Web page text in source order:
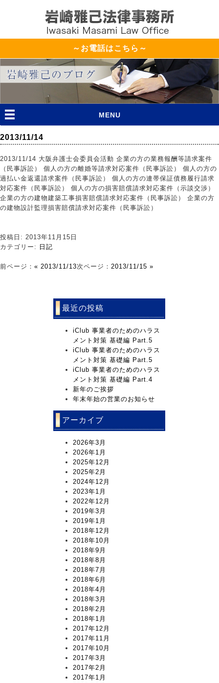
～お電話はこちら～
MENU
2013/11/14
2013/11/14 大阪弁護士会委員会活動 企業の方の業務報酬等請求案件
（民事訴訟） 個人の方の離婚等請求対応案件（民事訴訟） 個人の方の
過払い金返還請求案件（民事訴訟） 個人の方の連帯保証債務履行請求
対応案件（民事訴訟） 個人の方の損害賠償請求対応案件（示談交渉）
企業の方の建物建築工事損害賠償請求対応案件（民事訴訟） 企業の方
の建物設計監理損害賠償請求対応案件（民事訴訟）
投稿日: 2013年11月15日
カテゴリー: 日記
前ページ： « 2013/11/13次ページ： 2013/11/15 »
最近の投稿
iClub 事業者のためのハラス
メント対策 基礎編 Part.5
iClub 事業者のためのハラス
メント対策 基礎編 Part.5
iClub 事業者のためのハラス
メント対策 基礎編 Part.4
新年のご挨拶
年末年始の営業のお知らせ
アーカイブ
2026年3月
2026年1月
2025年12月
2025年2月
2024年12月
2023年1月
2022年12月
2019年3月
2019年1月
2018年12月
2018年10月
2018年9月
2018年8月
2018年7月
2018年6月
2018年4月
2018年3月
2018年2月
2018年1月
2017年12月
2017年11月
2017年10月
2017年3月
2017年2月
2017年1月